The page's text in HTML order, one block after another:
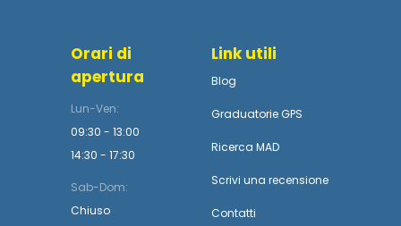
Orari di
apertura
Lun-Ven:
09:30 - 13:00
14:30 - 17:30
Sab-Dom:
Chiuso
Link utili
Blog
Graduatorie GPS
Ricerca MAD
Scrivi una recensione
Contatti